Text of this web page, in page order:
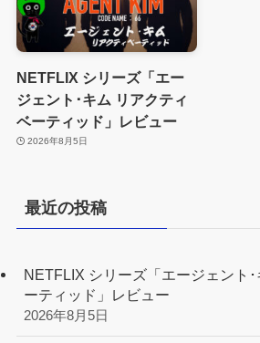
NETFLIX シリーズ「エー
ジェント･キム リアクティ
ベーティッド」レビュー
2026年8月5日
最近の投稿
NETFLIX シリーズ「エージェント
ーティッド」レビュー
2026年8月5日